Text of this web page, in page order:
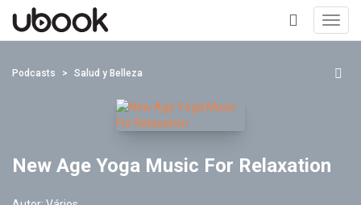
+
Podcasts Salud y Belleza
New Age Yoga Music For Relaxation